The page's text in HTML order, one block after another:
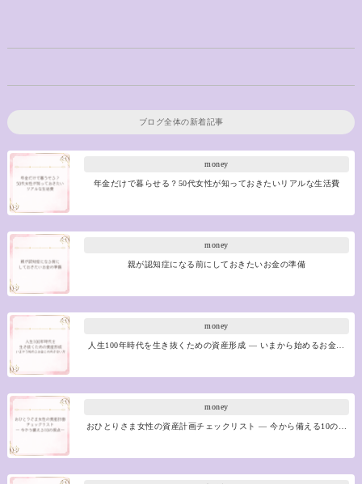
ブログ全体の新着記事
money
年金だけで暮らせる？50代女性が知っておきたいリアルな生活費
money
親が認知症になる前にしておきたいお金の準備
money
人生100年時代を生き抜くための資産形成 ― いまから始めるお金…
money
おひとりさま女性の資産計画チェックリスト ― 今から備える10の…